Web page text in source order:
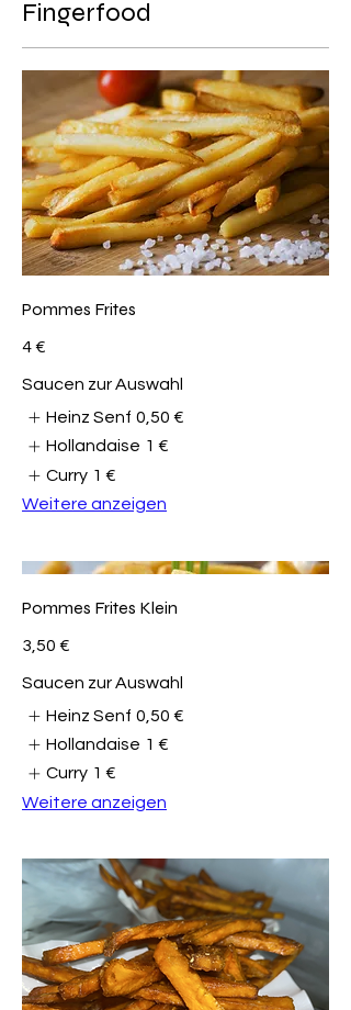
Fingerfood
Pommes Frites
4 €
Saucen zur Auswahl
Heinz Senf 0,50 €
Hollandaise 1 €
Curry 1 €
Weitere anzeigen
Pommes Frites Klein
3,50 €
Saucen zur Auswahl
Heinz Senf 0,50 €
Hollandaise 1 €
Curry 1 €
Weitere anzeigen